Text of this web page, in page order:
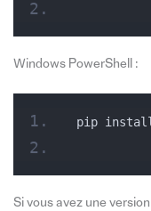
Windows PowerShell :
pip
Si vous avez une